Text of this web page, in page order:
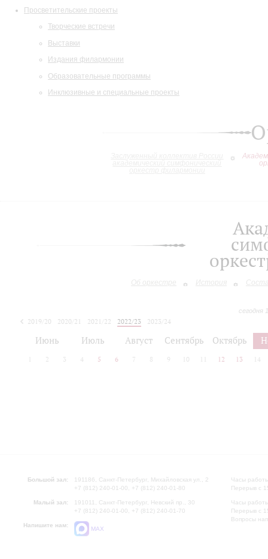
Просветительские проекты
Творческие встречи
Выставки
Издания филармонии
Образовательные программы
Инклюзивные и специальные проекты
Об оркестре История
сегодня
2019/20 2020/21 2021/22 2022/23
2023/24
Июнь Июль Август Сентябрь Октябрь
2 3 4 5 6 7 8 9 10 12 13 14
Большой зал:
191186, Санкт-Петербург, Михайловская ул., 2
+7 (812) 240-01-00, +7 (812) 240-01-80
Малый зал:
191011, Санкт-Петербург, Невский пр., 30
+7 (812) 240-01-00, +7 (812) 240-01-70
Напишите нам:
MAX
Часы
Перерыв с
Часы
Перерыв с
Вопросы